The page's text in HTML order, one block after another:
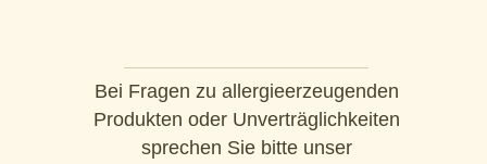
Bei Fragen zu allergieerzeugenden
Produkten oder Unverträglichkeiten
sprechen Sie bitte unser